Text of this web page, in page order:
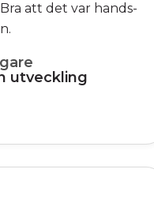
att det var hands-
utveckling